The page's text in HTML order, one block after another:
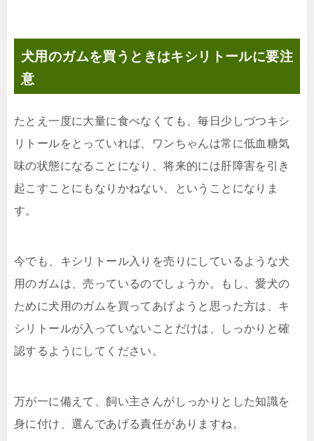
犬用のガムを買うときはキシリトールに要注
意
たとえ一度に大量に食べなくても、毎日少しづつキシ
リトールをとっていれば、ワンちゃんは常に低血糖気
味の状態になることになり、将来的には肝障害を引き
起こすことにもなりかねない、ということになりま
す。
今でも、キシリトール入りを売りにしているような犬
用のガムは、売っているのでしょうか。もし、愛犬の
ために犬用のガムを買ってあげようと思った方は、キ
シリトールが入っていないことだけは、しっかりと確
認するようにしてください。
万が一に備えて、飼い主さんがしっかりとした知識を
身に付け、選んであげる責任がありますね。